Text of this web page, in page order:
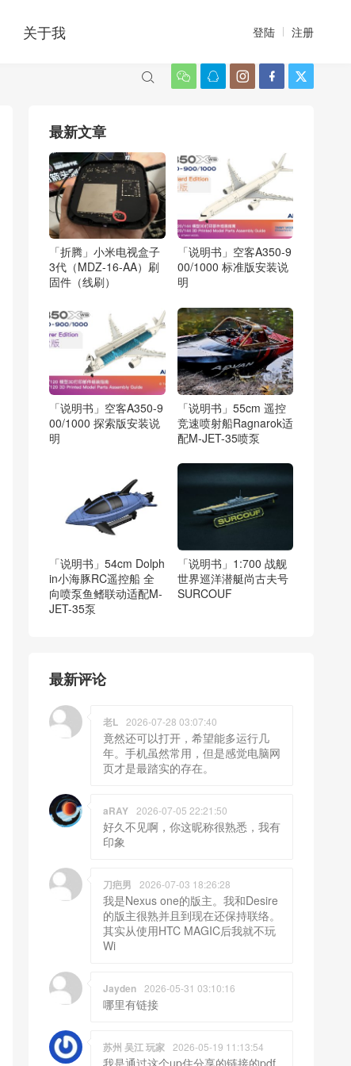
关于我 登陆 注册
    

最新文章
「折腾」小米电视盒子
3代（MDZ-16-AA）刷
固件（线刷）
「说明书」空客A350-9
00/1000 标准版安装说
明
「说明书」空客A350-9
00/1000 探索版安装说
明
「说明书」55cm 遥控
竞速喷射船Ragnarok适
配M-JET-35喷泵
「说明书」54cm Dolph
in小海豚RC遥控船 全
向喷泵鱼鳍联动适配M-
JET-35泵
「说明书」1:700 战舰
世界巡洋潜艇尚古夫号
SURCOUF
最新评论
老L 2026-07-28 03:07:40
竟然还可以打开，希望能多运行几
年。手机虽然常用，但是感觉电脑网
页才是最踏实的存在。
aRAY 2026-07-05 22:21:50
好久不见啊，你这昵称很熟悉，我有
印象
刀疤男 2026-07-03 18:26:28
我是Nexus one的版主。我和Desire
的版主很熟并且到现在还保持联络。
其实从使用HTC MAGIC后我就不玩
Wi
Jayden 2026-05-31 03:10:16
哪里有链接
苏州 吴江 玩家 2026-05-19 11:13:54